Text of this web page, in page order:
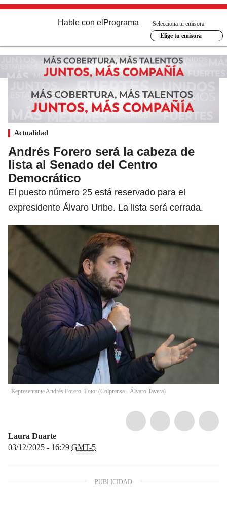
Hable con el Programa
Selecciona tu emisora
Elige tu emisora
Actualidad
Andrés Forero será la cabeza de
lista al Senado del Centro
Democrático
El puesto número 25 está reservado para el
expresidente Álvaro Uribe. La lista será cerrada.
Representante Andrés Forero. Foto: (Colprensa - Álvaro Tavera)
Laura Duarte
03/12/2025 - 16:29 GMT-5